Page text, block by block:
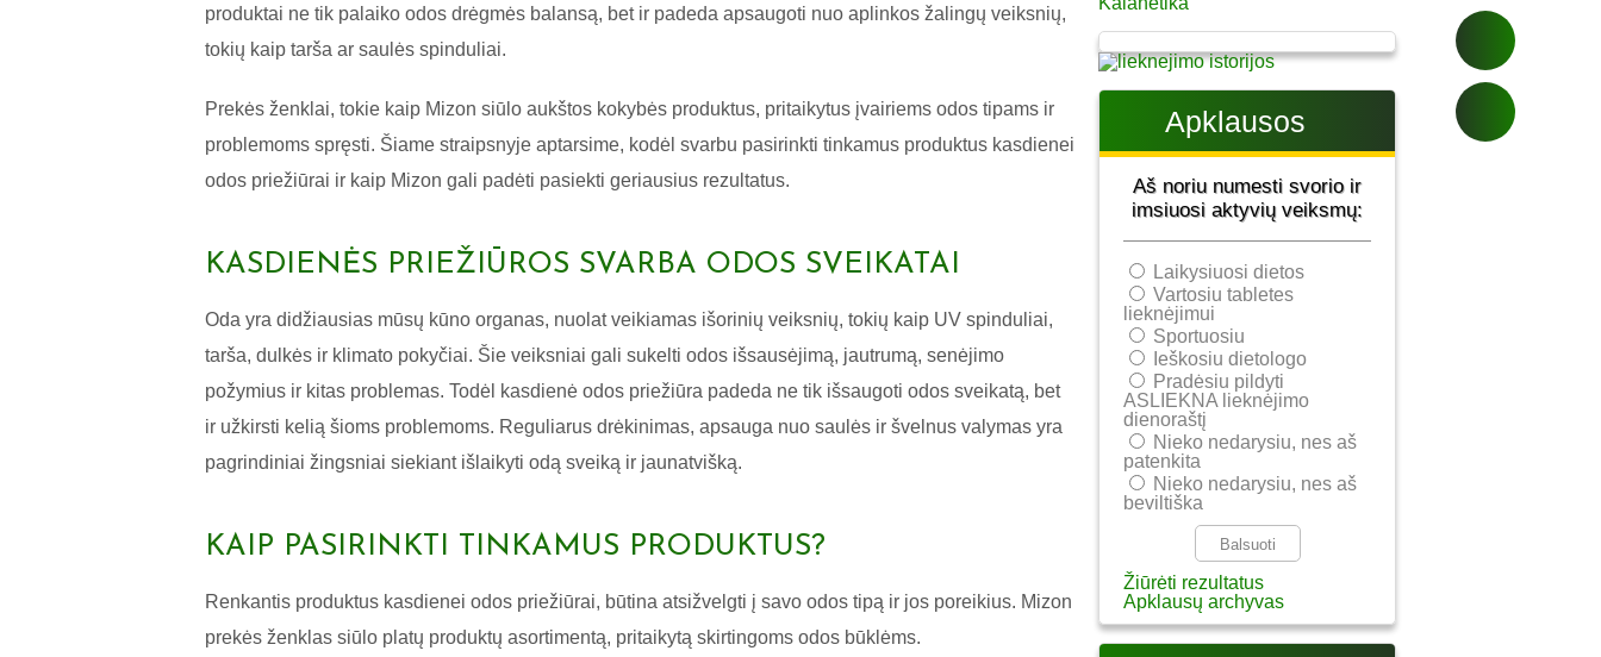
produktai ne tik palaiko odos drėgmės balansą, bet ir padeda apsaugoti nuo aplinkos žalingų veiksnių,
tokių kaip tarša ar saulės spinduliai.
Prekės ženklai, tokie kaip Mizon siūlo aukštos kokybės produktus, pritaikytus įvairiems odos tipams ir
problemoms spręsti. Šiame straipsnyje aptarsime, kodėl svarbu pasirinkti tinkamus produktus kasdienei
odos priežiūrai ir kaip Mizon gali padėti pasiekti geriausius rezultatus.
KASDIENĖS PRIEŽIŪROS SVARBA ODOS SVEIKATAI
Oda yra didžiausias mūsų kūno organas, nuolat veikiamas išorinių veiksnių, tokių kaip UV spinduliai,
tarša, dulkės ir klimato pokyčiai. Šie veiksniai gali sukelti odos išsausėjimą, jautrumą, senėjimo
požymius ir kitas problemas. Todėl kasdienė odos priežiūra padeda ne tik išsaugoti odos sveikatą, bet
ir užkirsti kelią šioms problemoms. Reguliarus drėkinimas, apsauga nuo saulės ir švelnus valymas yra
pagrindiniai žingsniai siekiant išlaikyti odą sveiką ir jaunatvišką.
KAIP PASIRINKTI TINKAMUS PRODUKTUS?
Renkantis produktus kasdienei odos priežiūrai, būtina atsižvelgti į savo odos tipą ir jos poreikius. Mizon
prekės ženklas siūlo platų produktų asortimentą, pritaikytą skirtingoms odos būklėms.
Apklausos
Aš noriu numesti svorio ir
imsiuosi aktyvių veiksmų:
Laikysiuosi dietos
Vartosiu tabletes
lieknėjimui
Sportuosiu
Ieškosiu dietologo
Pradėsiu pildyti
ASLIEKNA lieknėjimo
dienoraštį
Nieko nedarysiu, nes aš
patenkita
Nieko nedarysiu, nes aš
beviltiška
Žiūrėti rezultatus
Apklausų archyvas